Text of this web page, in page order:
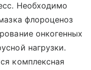
Необходимо
флороценоз
онкогенных
нагрузки.
комплексная